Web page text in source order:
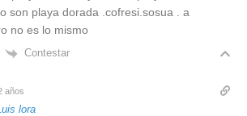
son playa dorada .cofresi.sosua . a
no es lo mismo
Contestar
años
lora